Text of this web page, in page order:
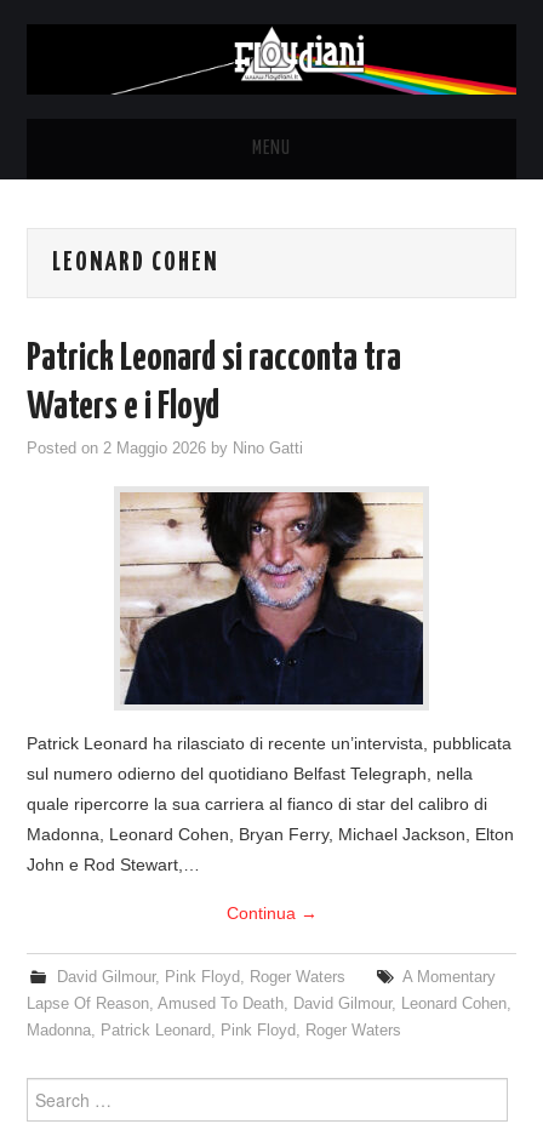
MENU
NEWS
SYD BARRETT – ALLE SOGLIE
DELL’ALBA
COVER & TRIBUTI
DISCOGRAFIA
CONTATTI
POLICY/COOKIES
LEONARD COHEN
Patrick Leonard si racconta tra
Waters e i Floyd
Posted on2 Maggio 2026 by Nino Gatti
Patrick Leonard ha rilasciato di recente un’intervista, pubblicata
sul numero odierno del quotidiano Belfast Telegraph, nella
quale ripercorre la sua carriera al fianco di star del calibro di
Madonna, Leonard Cohen, Bryan Ferry, Michael Jackson, Elton
John e Rod Stewart,…
Continua →
David Gilmour, Pink Floyd, Roger Waters
A Momentary
Lapse Of Reason,Amused To Death, David Gilmour, Leonard Cohen,
Madonna, Patrick Leonard, Pink Floyd, Roger Waters
for: